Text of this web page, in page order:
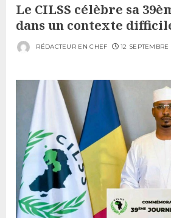
Le CILSS célèbre sa
dans un contexte
RÉDACTEUR EN CHEF 12